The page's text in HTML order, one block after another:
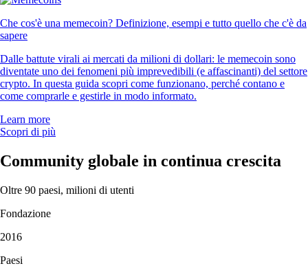
Che cos'è una memecoin? Definizione, esempi e tutto quello che c'è da
sapere
Dalle battute virali ai mercati da milioni di dollari: le memecoin sono
diventate uno dei fenomeni più imprevedibili (e affascinanti) del settore
crypto. In questa guida scopri come funzionano, perché contano e
come comprarle e gestirle in modo informato.
Learn more
Scopri di più
Community globale in continua crescita
Oltre 90 paesi, milioni di utenti
Fondazione
2016
Paesi